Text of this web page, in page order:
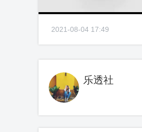
2021-08-04 17:49
乐透社